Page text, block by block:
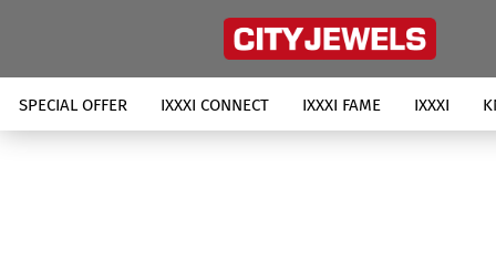
SPECIAL OFFER IXXXI CONNECT IXXXI FAME IXXXI